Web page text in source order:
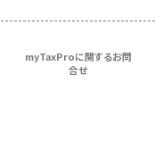
myTaxProに関するお問
合せ